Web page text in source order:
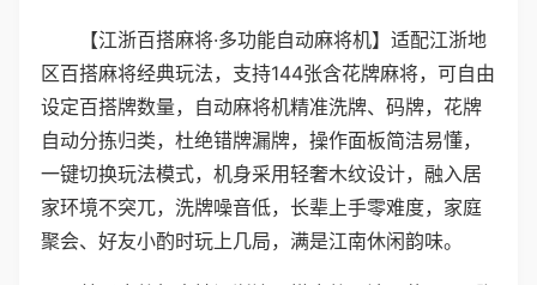
【江浙百搭麻将·多功能自动麻将机】适配江浙地
区百搭麻将经典玩法，支持144张含花牌麻将，可自由
设定百搭牌数量，自动麻将机精准洗牌、码牌，花牌
自动分拣归类，杜绝错牌漏牌，操作面板简洁易懂，
一键切换玩法模式，机身采用轻奢木纹设计，融入居
家环境不突兀，洗牌噪音低，长辈上手零难度，家庭
聚会、好友小酌时玩上几局，满是江南休闲韵味。